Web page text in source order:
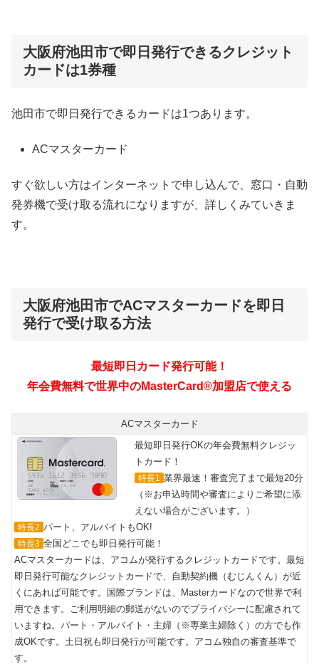
大阪府池田市で即日発行できるクレジット
カードは1券種
池田市で即日発行できるカードは1つあります。
ACマスターカード
すぐ欲しい方はインターネットで申し込んで、窓口・自動
発券機で受け取る流れになりますが、詳しくみていきま
す。
大阪府池田市でACマスターカードを即日
発行で受け取る方法
最短即日カード発行可能！
年会費無料で世界中のMasterCard®加盟店で使える
ACマスターカード
最短即日発行OKの年会費無料クレジッ
トカード！
特長1 業界最速！審査完了まで最短20分
（※お申込時間や審査によりご希望に添
えない場合がございます。）
特長2 パート、アルバイトもOK!
特長3 全国どこでも即日発行可能！
ACマスターカードは、アコムが発行するクレジットカードです。最短
即日発行可能なクレジットカードで、自動契約機（むじんくん）が近
くにあれば可能です。国際ブランドは、Masterカードなので世界で利
用できます。ご利用明細の郵送がないのでプライバシーに配慮されて
いますね。パート・アルバイト・主婦（※専業主婦除く）の方でも作
成OKです。土日祝も即日発行が可能です。アコム独自の審査基準で
す。